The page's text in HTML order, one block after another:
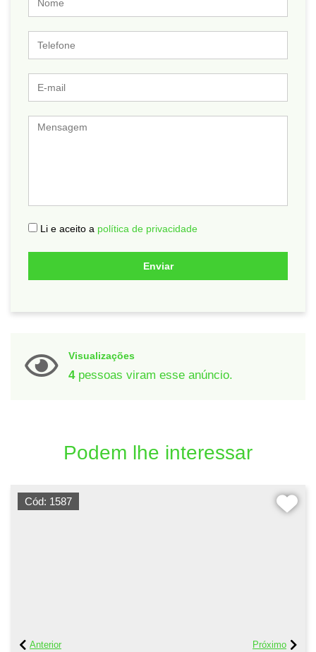
mail
Mensagem
Li e aceito a política de privacidade
Enviar
Visualizações
4pessoas viram esse anúncio.
Podem lhe interessar
Cód: 1587